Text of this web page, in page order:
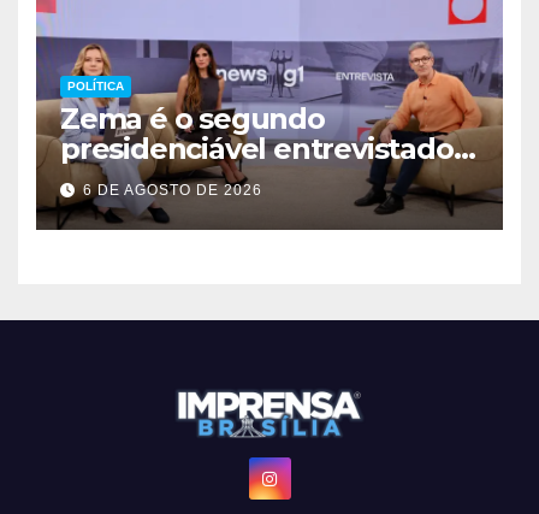
POLÍTICA
Zema é o segundo
presidenciável entrevistado
pelo g1 e GloboNews
6 DE AGOSTO DE 2026